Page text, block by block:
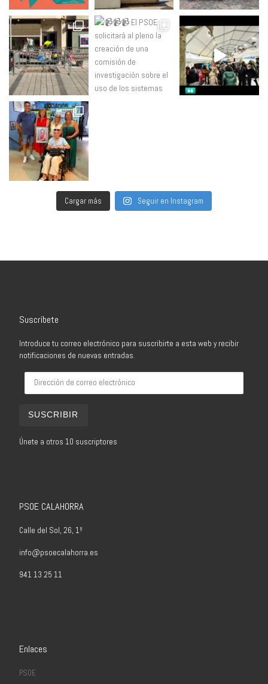
Cargar más Seguir en Instagram
Suscríbete
Introduce tu correo electrónico para suscribirte a esta web y recibir
notificaciones de nuevas entradas.
SUSCRIBIR
Únete a otros 10 suscriptores
PSOE CALAHORRA
Calle del Sol, 26, 1º
info@psoecalahorra.es
941 13 25 11
Enlaces
PSOE